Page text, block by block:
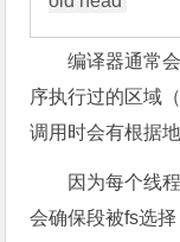
编译器通常
序执行过的区域
调用时会有根据
因为每个线
会确保段被fs选